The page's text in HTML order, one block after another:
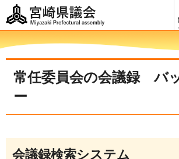
宮崎県議会
Miyazaki Prefectural
常任委員会の会議録 バ
ー
会議録検索システム